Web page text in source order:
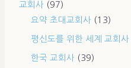
교회사 (97)
요약 초대교회사 (13)
평신도를 위한 세계 교회사
한국 교회사 (39)